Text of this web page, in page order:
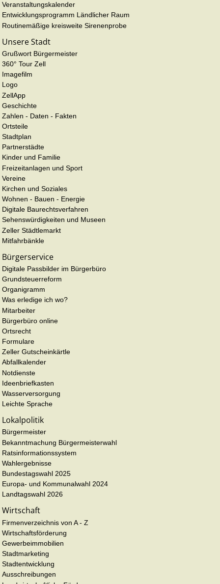
Veranstaltungskalender
Entwicklungsprogramm Ländlicher Raum
Routinemäßige kreisweite Sirenenprobe
Unsere Stadt
Grußwort Bürgermeister
360° Tour Zell
Imagefilm
Logo
ZellApp
Geschichte
Zahlen - Daten - Fakten
Ortsteile
Stadtplan
Partnerstädte
Kinder und Familie
Freizeitanlagen und Sport
Vereine
Kirchen und Soziales
Wohnen - Bauen - Energie
Digitale Baurechtsverfahren
Sehenswürdigkeiten und Museen
Zeller Städtlemarkt
Mitfahrbänkle
Bürgerservice
Digitale Passbilder im Bürgerbüro
Grundsteuerreform
Organigramm
Was erledige ich wo?
Mitarbeiter
Bürgerbüro online
Ortsrecht
Formulare
Zeller Gutscheinkärtle
Abfallkalender
Notdienste
Ideenbriefkasten
Wasserversorgung
Leichte Sprache
Lokalpolitik
Bürgermeister
Bekanntmachung Bürgermeisterwahl
Ratsinformationssystem
Wahlergebnisse
Bundestagswahl 2025
Europa- und Kommunalwahl 2024
Landtagswahl 2026
Wirtschaft
Firmenverzeichnis von A - Z
Wirtschaftsförderung
Gewerbeimmobilien
Stadtmarketing
Stadtentwicklung
Ausschreibungen